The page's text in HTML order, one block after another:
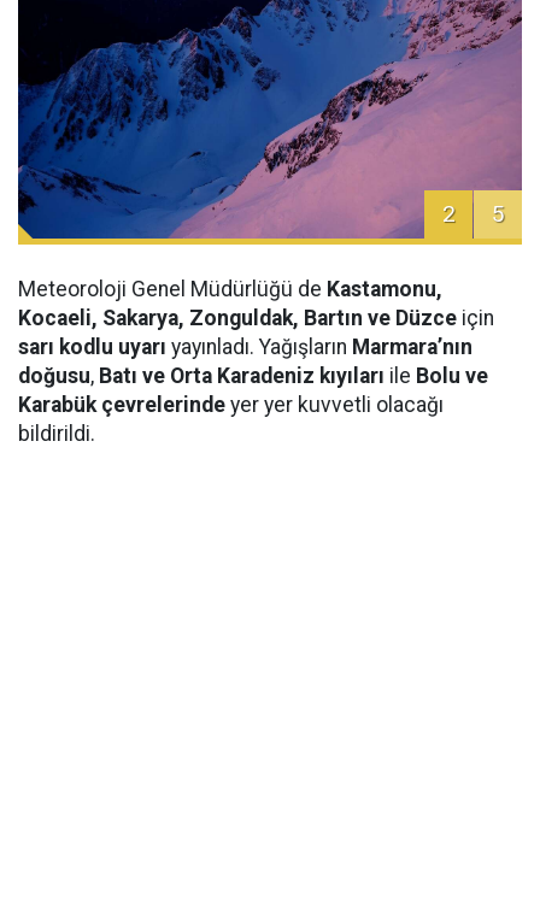
2 5
Meteoroloji Genel Müdürlüğü de Kastamonu,
Kocaeli, Sakarya, Zonguldak, Bartın ve Düzce için
sarı kodlu uyarı yayınladı. Yağışların Marmara’nın
doğusu, Batı ve Orta Karadeniz kıyıları ile Bolu ve
Karabük çevrelerinde yer yer kuvvetli olacağı
bildirildi.